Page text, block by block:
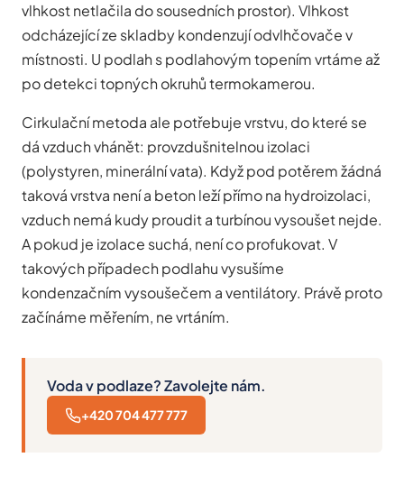
vlhkost netlačila do sousedních prostor). Vlhkost
odcházející ze skladby kondenzují odvlhčovače v
místnosti. U podlah s podlahovým topením vrtáme až
po detekci topných okruhů termokamerou.
Cirkulační metoda ale potřebuje vrstvu, do které se
dá vzduch vhánět: provzdušnitelnou izolaci
(polystyren, minerální vata). Když pod potěrem žádná
taková vrstva není a beton leží přímo na hydroizolaci,
vzduch nemá kudy proudit a turbínou vysoušet nejde.
A pokud je izolace suchá, není co profukovat. V
takových případech podlahu vysušíme
kondenzačním vysoušečem a ventilátory. Právě proto
začínáme měřením, ne vrtáním.
Voda v podlaze? Zavolejte nám.
+420 704 477 777